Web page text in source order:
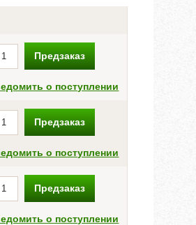
Предзаказ
о поступлении
Предзаказ
о поступлении
Предзаказ
о поступлении